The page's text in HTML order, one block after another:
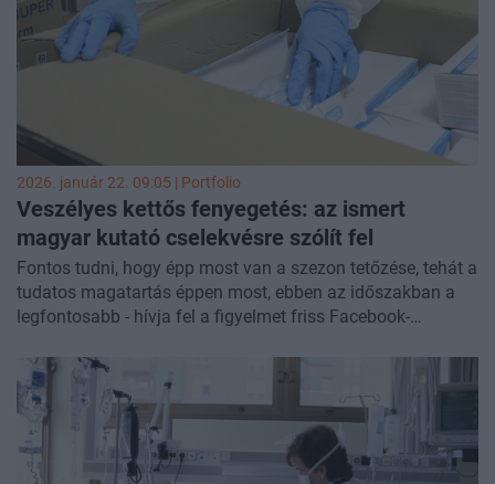
2026. január 22. 09:05 | Portfolio
Veszélyes kettős fenyegetés: az ismert
magyar kutató cselekvésre szólít fel
Fontos tudni, hogy épp most van a szezon tetőzése, tehát a
tudatos magatartás éppen most, ebben az időszakban a
legfontosabb - hívja fel a figyelmet friss Facebook-